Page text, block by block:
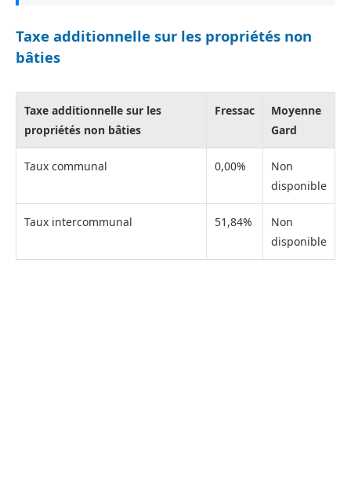
Taxe additionnelle sur les propriétés non
bâties
Taxe additionnelle sur les
propriétés non bâties
Fressac
Moyenne
Gard
Taux communal 0,00%
Non
disponible
Taux intercommunal 51,84%
Non
disponible